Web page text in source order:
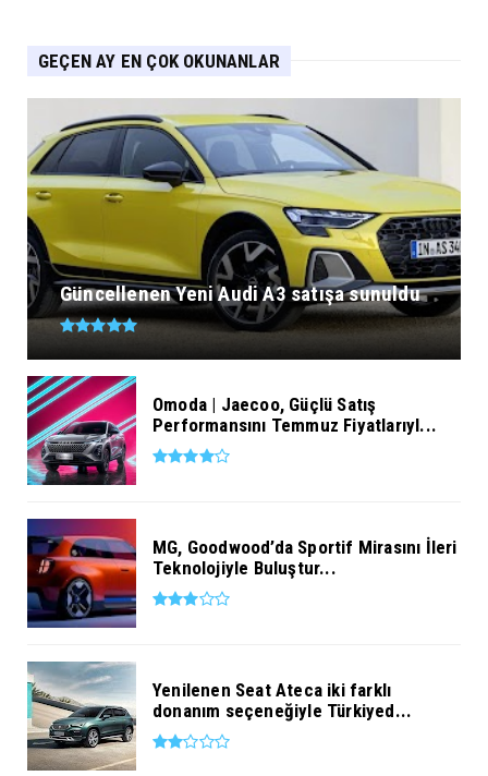
GEÇEN AY EN ÇOK OKUNANLAR
Güncellenen Yeni Audi A3 satışa sunuldu
Omoda | Jaecoo, Güçlü Satış
Performansını Temmuz Fiyatlarıyl...
MG, Goodwood’da Sportif Mirasını İleri
Teknolojiyle Buluştur...
Yenilenen Seat Ateca iki farklı
donanım seçeneğiyle Türkiyed...